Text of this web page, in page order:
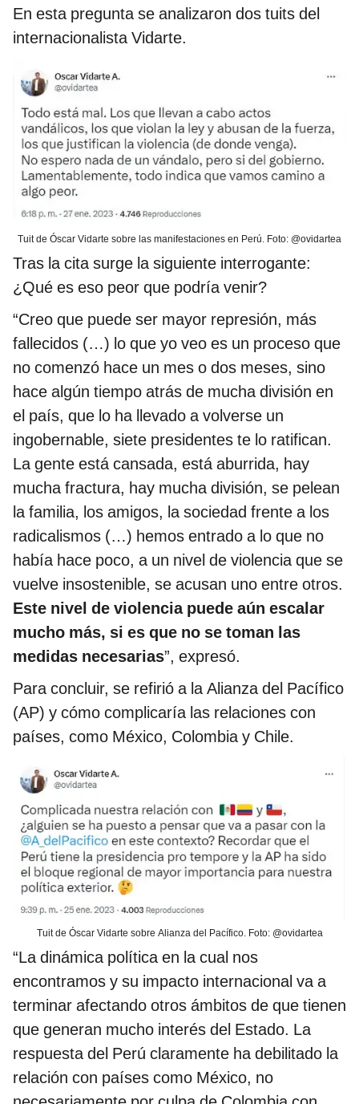
En esta pregunta se analizaron dos tuits del
internacionalista Vidarte.
Tuit de Óscar Vidarte sobre las manifestaciones en Perú. Foto: @ovidartea
Tras la cita surge la siguiente interrogante:
¿Qué es eso peor que podría venir?
“Creo que puede ser mayor represión, más
fallecidos (…) lo que yo veo es un proceso que
no comenzó hace un mes o dos meses, sino
hace algún tiempo atrás de mucha división en
el país, que lo ha llevado a volverse un
ingobernable, siete presidentes te lo ratifican.
La gente está cansada, está aburrida, hay
mucha fractura, hay mucha división, se pelean
la familia, los amigos, la sociedad frente a los
radicalismos (…) hemos entrado a lo que no
había hace poco, a un nivel de violencia que se
vuelve insostenible, se acusan uno entre otros.
Este nivel de violencia puede aún escalar
mucho más, si es que no se toman las
medidas necesarias”, expresó.
Para concluir, se refirió a la Alianza del Pacífico
(AP) y cómo complicaría las relaciones con
países, como México, Colombia y Chile.
Tuit de Óscar Vidarte sobre Alianza del Pacífico. Foto: @ovidartea
“La dinámica política en la cual nos
encontramos y su impacto internacional va a
terminar afectando otros ámbitos de que tienen
que generan mucho interés del Estado. La
respuesta del Perú claramente ha debilitado la
relación con países como México, no